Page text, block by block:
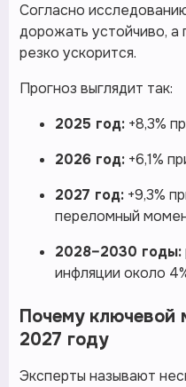
Согласно
дорожать устойчиво, а
резко ускорится.
Прогноз выглядит так:
2025 год: +8,3%
2026 год: +6,1%
2027 год: +9,3%
переломный
2028–2030 годы:
инфляции около
Почему ключевой
2027 году
Эксперты называют